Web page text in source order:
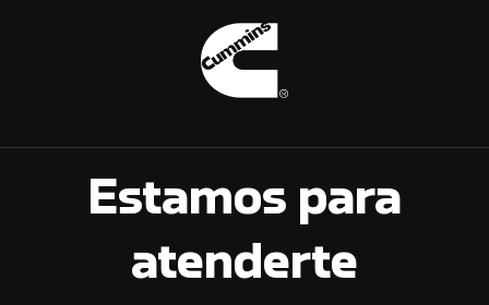
Estamos para
atenderte